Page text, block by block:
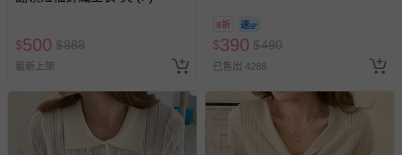
如您收到商品，請依正常流程檢查是否完好，若商品遇瑕疵
情形，您可申請更換新品或退貨，請見：
若您對於會員帳號、商品訂購與資訊、購物流程、付款方
式、折價券與購物金的使用、退貨及商品運送方式等有疑
問，你可詳見：媽咪愛客服中心。
預購商品：預購為海外同步代購，遇缺貨即會通知媽咪並協
助取消退款事宜。
$500 $888
最新上架
人小孩均一價(3歲以上需購票))
8折
$390 $490
已售出 4288